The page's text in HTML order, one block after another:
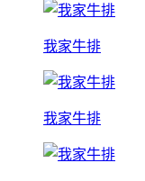
我家牛排
我家牛排